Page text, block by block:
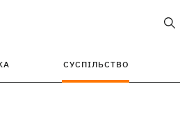
СУСПІЛЬСТВО